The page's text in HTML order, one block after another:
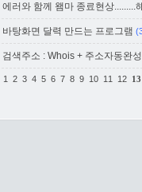
에러와 함께 왬마 종료현상.........
바탕화면 달력 만드는 프로그램
검색주소 : Whois + 주소자동완
1 2 3 4 5 6 7 8 9 10 11 12 13